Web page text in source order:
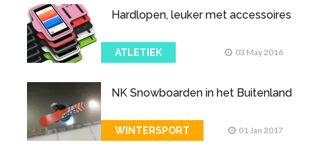
Hardlopen, leuker met accessoires
ATLETIEK 03 May 2016
NK Snowboarden in het Buitenland
WINTERSPORT 01 Jan 2017